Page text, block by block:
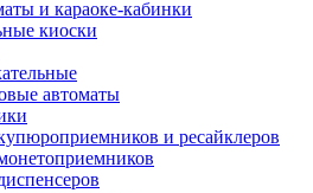
и караоке-кабинки
киоски
автоматы
и ресайклеров